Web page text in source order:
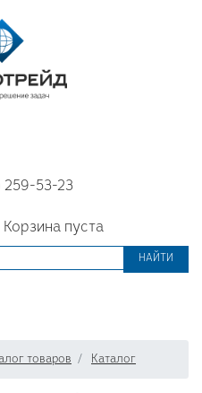
259-53-23
Корзина пуста
НАЙТИ
товаров Каталог